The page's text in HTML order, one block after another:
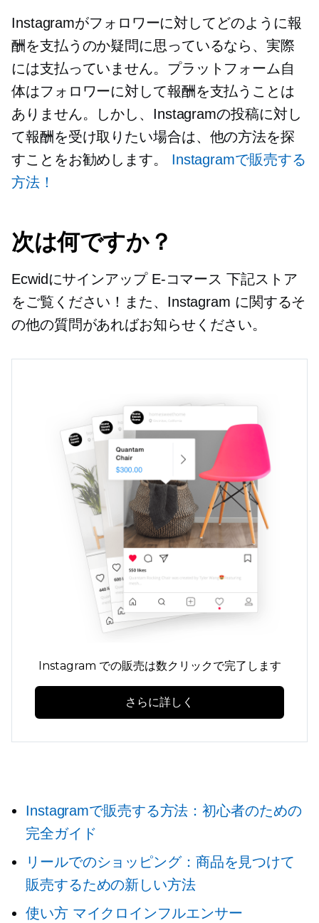
Instagramがフォロワーに対してどのように報
酬を支払うのか疑問に思っているなら、実際
には支払っていません。プラットフォーム自
体はフォロワーに対して報酬を支払うことは
ありません。しかし、Instagramの投稿に対し
て報酬を受け取りたい場合は、他の方法を探
すことをお勧めします。 Instagramで販売する
方法！
次は何ですか？
Ecwidにサインアップ E-コマース 下記ストア
をご覧ください！また、Instagram に関するそ
の他の質問があればお知らせください。
Instagram での販売は数クリックで完了します
さらに詳しく
Instagramで販売する方法：初心者のための
完全ガイド
リールでのショッピング：商品を見つけて
販売するための新しい方法
使い方 マイクロインフルエンサー